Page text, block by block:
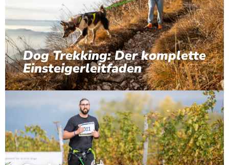
Dog Trekking: Der komplette
Einsteigerleitfaden